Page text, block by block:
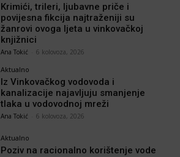
Krimići, trileri, ljubavne priče i
povijesna fikcija najtraženiji su
žanrovi ovoga ljeta u vinkovačkoj
knjižnici
Ana Tokić 6 kolovoza, 2026
Aktualno
Iz Vinkovačkog vodovoda i
kanalizacije najavljuju smanjenje
tlaka u vodovodnoj mreži
Ana Tokić 6 kolovoza, 2026
Aktualno
Poziv na racionalno korištenje vode